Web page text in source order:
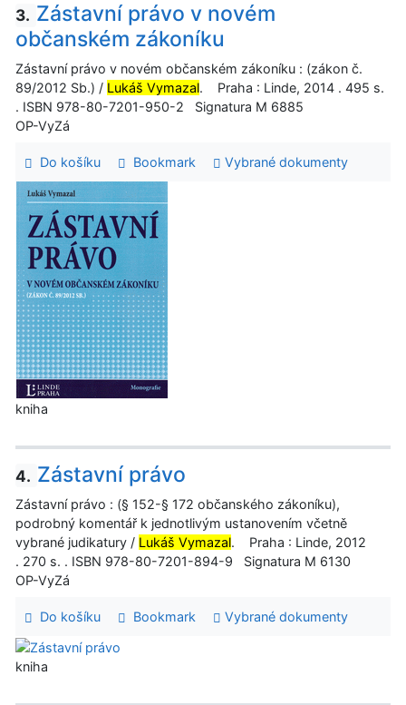
3. Zástavní právo v novém
občanském zákoníku
Zástavní právo v novém občanském zákoníku : (zákon č.
89/2012 Sb.) / Lukáš Vymazal. Praha : Linde, 2014 . 495 s.
. ISBN 978-80-7201-950-2 Signatura M 6885
OP-VyZá
Do košíku Bookmark Vybrané dokumenty
kniha
4. Zástavní právo
Zástavní právo : (§ 152-§ 172 občanského zákoníku),
podrobný komentář k jednotlivým ustanovením včetně
vybrané judikatury / Lukáš Vymazal. Praha : Linde, 2012
. 270 s. . ISBN 978-80-7201-894-9 Signatura M 6130
OP-VyZá
Do košíku Bookmark Vybrané dokumenty
kniha